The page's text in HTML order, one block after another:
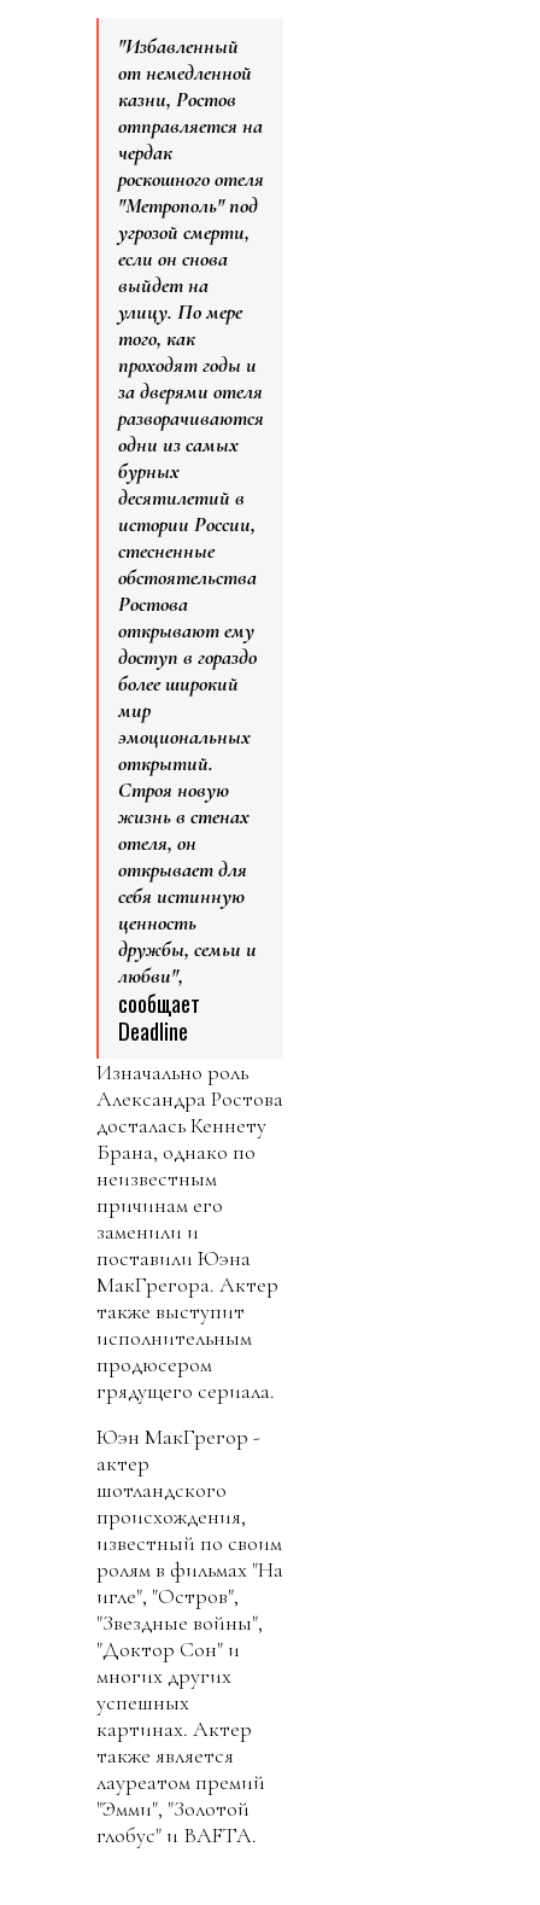
"Избавленный
от немедленной
казни, Ростов
отправляется на
чердак
роскошного отеля
"Метрополь" под
угрозой смерти,
если он снова
выйдет на
улицу. По мере
того, как
проходят годы и
за дверями отеля
разворачиваются
одни из самых
бурных
десятилетий в
истории России,
стесненные
обстоятельства
Ростова
открывают ему
доступ в гораздо
более широкий
мир
эмоциональных
открытий.
Строя новую
жизнь в стенах
отеля, он
открывает для
себя истинную
ценность
дружбы, семьи и
любви",
сообщает
Deadline
Изначально роль
Александра Ростова
досталась Кеннету
Брана, однако по
неизвестным
причинам его
заменили и
поставили Юэна
МакГрегора. Актер
также выступит
исполнительным
продюсером
грядущего сериала.
Юэн МакГрегор -
актер
шотландского
происхождения,
известный по своим
ролям в фильмах "На
игле", "Остров",
"Звездные войны",
"Доктор Сон" и
многих других
успешных
картинах. Актер
также является
лауреатом премий
"Эмми", "Золотой
глобус" и BAFTA.